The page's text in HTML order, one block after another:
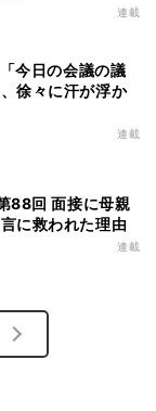
連載
今日の会議の議
徐々に汗が浮か
連載
88回 面接に母親
に救われた理由
連載